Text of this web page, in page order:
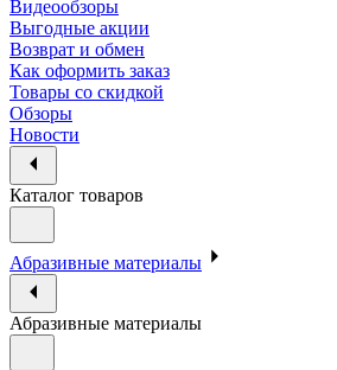
Видеообзоры
Выгодные акции
Возврат и обмен
Как оформить заказ
Товары со скидкой
Обзоры
Новости
Каталог товаров
Абразивные материалы
Абразивные материалы